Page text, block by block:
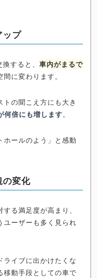
ップ
すると、 車内がまるで
に変わります。
の聞こえ方にも大き
何倍にも増します。
ホールのよう」と感動
の変化
る満足度が高まり、
ユーザーも多く見られ
ライブに出かけたくな
移動手段としての車で